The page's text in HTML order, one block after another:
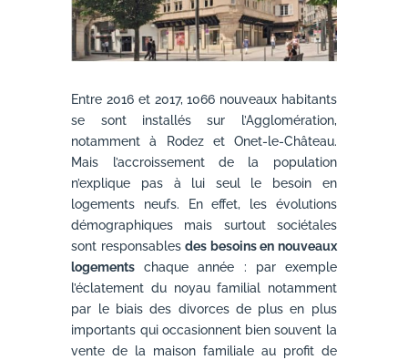
Entre 2016 et 2017, 1066 nouveaux habitants
se sont installés sur l’Agglomération,
notamment à Rodez et Onet-le-Château.
Mais l’accroissement de la population
n’explique pas à lui seul le besoin en
logements neufs. En effet, les évolutions
démographiques mais surtout sociétales
sont responsablesdes besoins en nouveaux
logements chaque année : par exemple
l’éclatement du noyau familial notamment
par le biais des divorces de plus en plus
importants qui occasionnent bien souvent la
vente de la maison familiale au profit de